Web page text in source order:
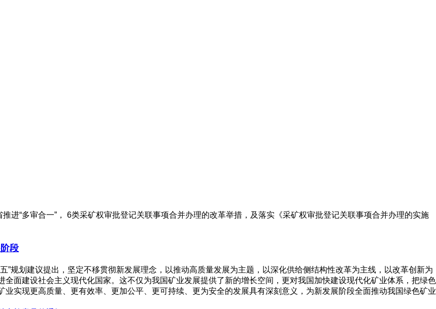
进“多审合一”， 6类采矿权审批登记关联事项合并办理的改革举措，及落实《采矿权审批登记关联事项合并办理的实施
段
”规划建议提出，坚定不移贯彻新发展理念，以推动高质量发展为主题，以深化供给侧结构性改革为主线，以改革创新为
面建设社会主义现代化国家。这不仅为我国矿业发展提供了新的增长空间，更对我国加快建设现代化矿业体系，把绿色
实现更高质量、更有效率、更加公平、更可持续、更为安全的发展具有深刻意义，为新发展阶段全面推动我国绿色矿业